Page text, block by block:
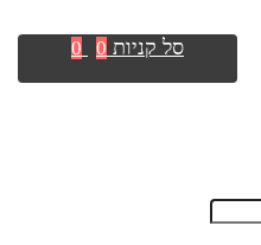
סל קניות 0
0